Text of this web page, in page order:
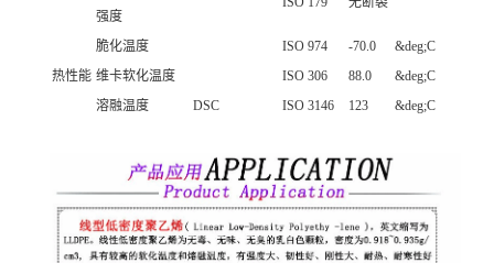
强度
热性能
脆化温度 ISO 974 -70.0
&deg;C
维卡软化温度
ISO 306 88.0
&deg;C
溶融温度
DSC ISO 3146 123 &deg;C